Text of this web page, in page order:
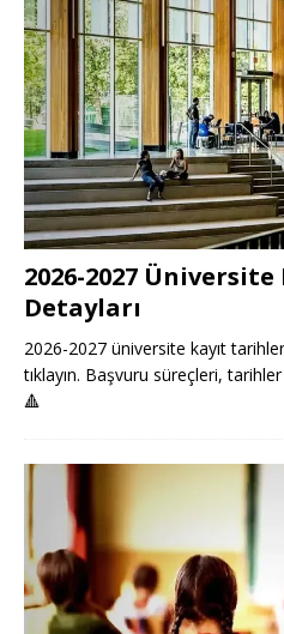
2026-2027
Detayları
2026-2027 üniversite kayıt
tıklayın. Başvuru süreçleri,
🔺